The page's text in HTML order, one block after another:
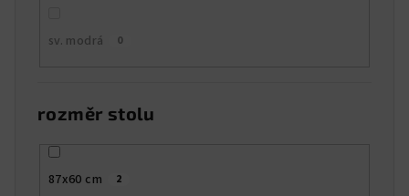
sv. modrá 0
rozměr stolu
87x60 cm 2